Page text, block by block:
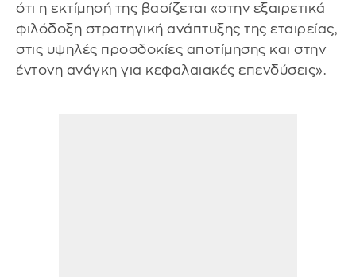
ότι η εκτίμησή της βασίζεται «στην εξαιρετικά
φιλόδοξη στρατηγική ανάπτυξης της εταιρείας,
στις υψηλές προσδοκίες αποτίμησης και στην
έντονη ανάγκη για κεφαλαιακές επενδύσεις».